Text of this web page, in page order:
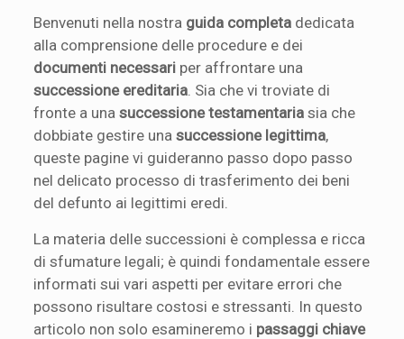
Benvenuti nella nostra guida completa dedicata
alla comprensione delle procedure e dei
documenti necessari per affrontare una
successione ereditaria . Sia che vi troviate di
fronte a unasuccessione testamentaria sia che
dobbiate gestire unasuccessione legittima,
queste pagine vi guideranno passo dopo passo
nel delicato processo di trasferimento dei beni
del defunto ai legittimi eredi.
La materia delle successioni è complessa e ricca
di sfumature legali; è quindi fondamentale essere
informati sui vari aspetti per evitare errori che
possono risultare costosi e stressanti. In questo
articolo non solo esamineremo i passaggi chiave